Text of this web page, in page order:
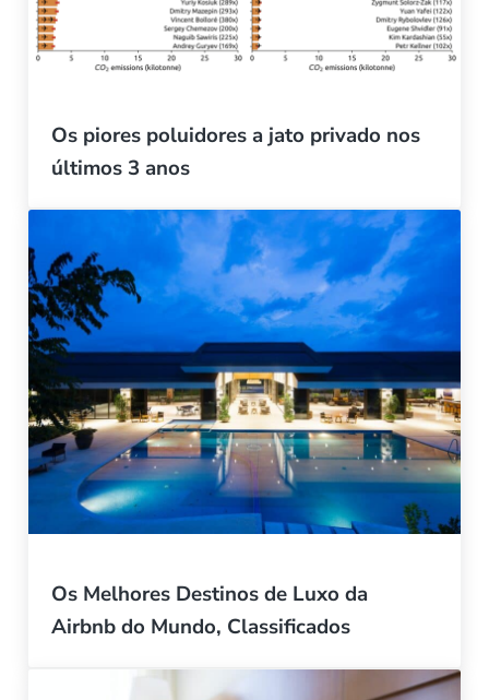
Os piores poluidores a jato privado nos
últimos 3 anos
Os Melhores Destinos de Luxo da
Airbnb do Mundo, Classificados